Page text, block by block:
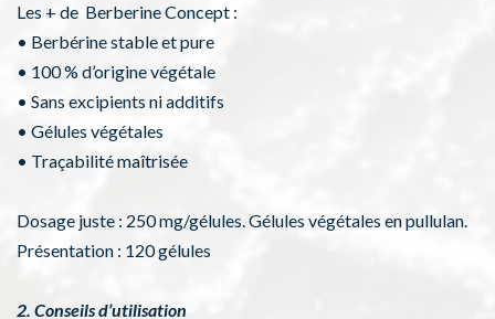
Les + de Berberine Concept :
• Berbérine stable et pure
• 100 % d’origine végétale
• Sans excipients ni additifs
• Gélules végétales
• Traçabilité maîtrisée
Dosage juste : 250 mg/gélules. Gélules végétales en pullulan.
Présentation : 120 gélules
2. Conseils d’utilisation